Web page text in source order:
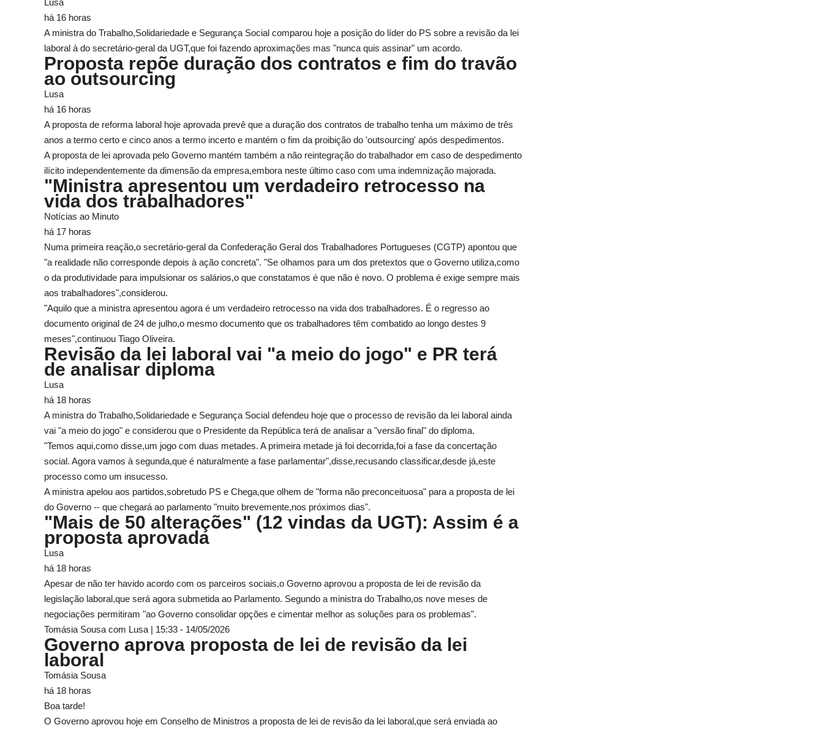
Lusa
há 16 horas
A ministra do Trabalho,Solidariedade e Segurança Social comparou hoje a posição do líder do PS sobre a revisão da lei
laboral à do secretário-geral da UGT,que foi fazendo aproximações mas "nunca quis assinar" um acordo.
Proposta repõe duração dos contratos e fim do travão
ao outsourcing
Lusa
há 16 horas
A proposta de reforma laboral hoje aprovada prevê que a duração dos contratos de trabalho tenha um máximo de três
anos a termo certo e cinco anos a termo incerto e mantém o fim da proibição do 'outsourcing' após despedimentos.
A proposta de lei aprovada pelo Governo mantém também a não reintegração do trabalhador em caso de despedimento
ilícito independentemente da dimensão da empresa,embora neste último caso com uma indemnização majorada.
"Ministra apresentou um verdadeiro retrocesso na
vida dos trabalhadores"
Notícias ao Minuto
há 17 horas
Numa primeira reação,o secretário-geral da Confederação Geral dos Trabalhadores Portugueses (CGTP) apontou que
"a realidade não corresponde depois à ação concreta". "Se olhamos para um dos pretextos que o Governo utiliza,como
o da produtividade para impulsionar os salários,o que constatamos é que não é novo. O problema é exige sempre mais
aos trabalhadores",considerou.
"Aquilo que a ministra apresentou agora é um verdadeiro retrocesso na vida dos trabalhadores. É o regresso ao
documento original de 24 de julho,o mesmo documento que os trabalhadores têm combatido ao longo destes 9
meses",continuou Tiago Oliveira.
Revisão da lei laboral vai "a meio do jogo" e PR terá
de analisar diploma
Lusa
há 18 horas
A ministra do Trabalho,Solidariedade e Segurança Social defendeu hoje que o processo de revisão da lei laboral ainda
vai "a meio do jogo" e considerou que o Presidente da República terá de analisar a "versão final" do diploma.
"Temos aqui,como disse,um jogo com duas metades. A primeira metade já foi decorrida,foi a fase da concertação
social. Agora vamos à segunda,que é naturalmente a fase parlamentar",disse,recusando classificar,desde já,este
processo como um insucesso.
A ministra apelou aos partidos,sobretudo PS e Chega,que olhem de "forma não preconceituosa" para a proposta de lei
do Governo -- que chegará ao parlamento "muito brevemente,nos próximos dias".
"Mais de 50 alterações" (12 vindas da UGT): Assim é a
proposta aprovada
Lusa
há 18 horas
Apesar de não ter havido acordo com os parceiros sociais,o Governo aprovou a proposta de lei de revisão da
legislação laboral,que será agora submetida ao Parlamento. Segundo a ministra do Trabalho,os nove meses de
negociações permitiram "ao Governo consolidar opções e cimentar melhor as soluções para os problemas".
Tomásia Sousa com Lusa | 15:33 - 14/05/2026
Governo aprova proposta de lei de revisão da lei
laboral
Tomásia Sousa
há 18 horas
Boa tarde!
O Governo aprovou hoje em Conselho de Ministros a proposta de lei de revisão da lei laboral,que será enviada ao